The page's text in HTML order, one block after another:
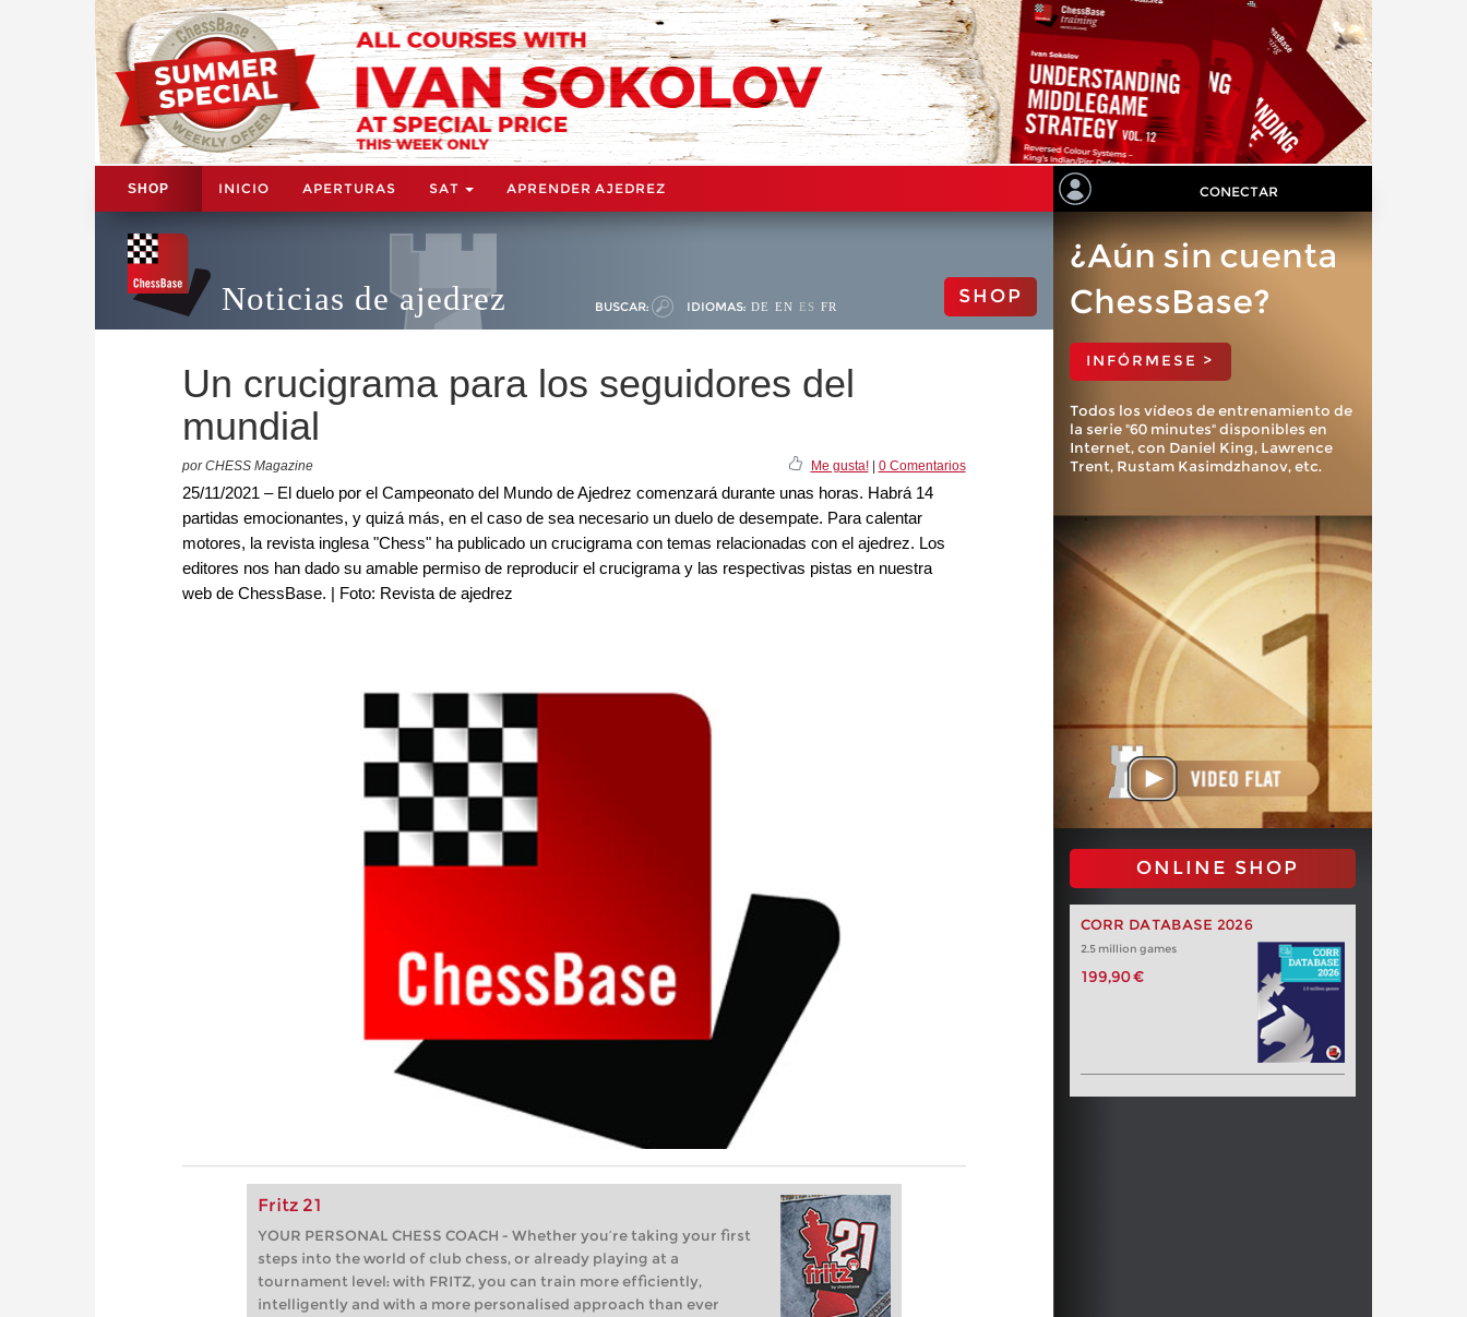
SHOP INICIO APERTURAS SAT APRENDER AJEDREZ CONECTAR
Noticias de ajedrez BUSCAR: IDIOMAS: DE EN ES FR SHOP
Un crucigrama para los seguidores del
mundial
por CHESS Magazine Me gusta!| 0 Comentarios
25/11/2021 – El duelo por el Campeonato del Mundo de Ajedrez comenzará durante unas horas. Habrá 14
partidas emocionantes, y quizá más, en el caso de sea necesario un duelo de desempate. Para calentar
motores, la revista inglesa "Chess" ha publicado un crucigrama con temas relacionadas con el ajedrez. Los
editores nos han dado su amable permiso de reproducir el crucigrama y las respectivas pistas en nuestra
web de ChessBase. | Foto: Revista de ajedrez
Fritz 21
YOUR PERSONAL CHESS COACH - Whether you’re taking your first
steps into the world of club chess, or already playing at a
tournament level: with FRITZ, you can train more efficiently,
intelligently and with a more personalised approach than ever
¿Aún sin cuenta
ChessBase?
INFÓRMESE >
Todos los vídeos de entrenamiento de
la serie "60 minutes" disponibles en
Internet, con Daniel King, Lawrence
Trent, Rustam Kasimdzhanov, etc.
ONLINE SHOP
CORR DATABASE 2026
2.5 million games
199,90 €